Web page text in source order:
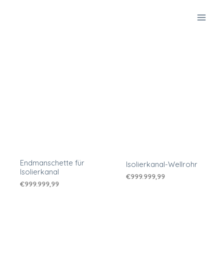
Endmanschette für
Isolierkanal
€999.999,99
Isolierkanal-Wellrohr
€999.999,99